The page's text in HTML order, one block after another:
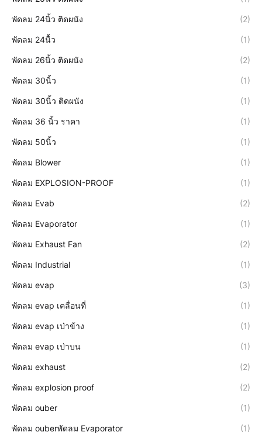
พัดลม 24นิ้ว ติดผนัง (2)
พัดลม 24นื้ว (1)
พัดลม 26นิ้ว ติดผนัง (2)
พัดลม 30นิ้ว (1)
พัดลม 30นิ้ว ติดผนัง (1)
พัดลม 36 นิ้ว ราคา (1)
พัดลม 50นิ้ว (1)
พัดลม Blower (1)
พัดลม EXPLOSION-PROOF (1)
พัดลม Evab (2)
พัดลม Evaporator (1)
พัดลม Exhaust Fan (2)
พัดลม Industrial (1)
พัดลม evap (3)
พัดลม evap เคลื่อนที่ (1)
พัดลม evap เป่าข้าง (1)
พัดลม evap เป่าบน (1)
พัดลม exhaust (2)
พัดลม explosion proof (2)
พัดลม ouber (1)
พัดลม ouberพัดลม Evaporator (1)